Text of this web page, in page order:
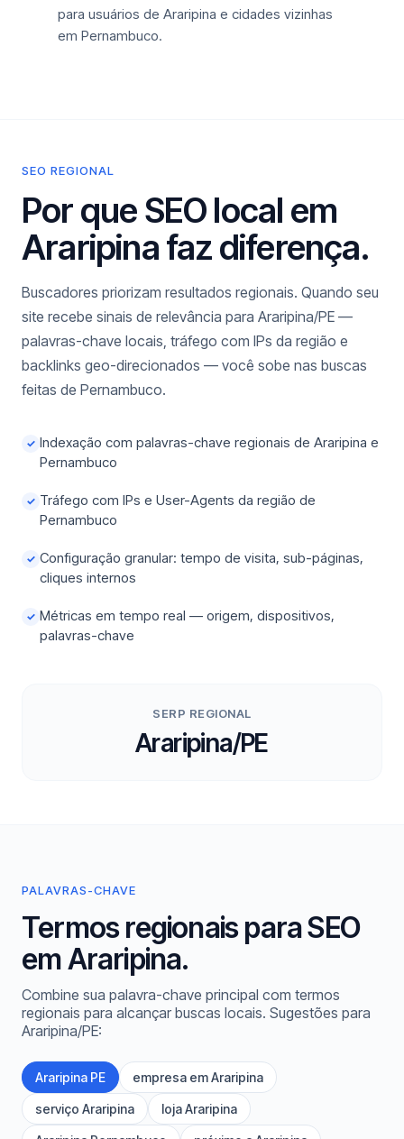
para usuários de Araripina e cidades vizinhas
em Pernambuco.
SEO REGIONAL
Por que SEO local em
Araripina faz diferença.
Buscadores priorizam resultados regionais. Quando seu
site recebe sinais de relevância para Araripina/PE —
palavras-chave locais, tráfego com IPs da região e
backlinks geo-direcionados — você sobe nas buscas
feitas de Pernambuco.
✓ Indexação com palavras-chave regionais de Araripina e
Pernambuco
✓ Tráfego com IPs e User-Agents da região de
Pernambuco
✓ Configuração granular: tempo de visita, sub-páginas,
cliques internos
✓ Métricas em tempo real — origem, dispositivos,
palavras-chave
SERP REGIONAL
Araripina/PE
PALAVRAS-CHAVE
Termos regionais para SEO
em Araripina.
Combine sua palavra-chave principal com termos
regionais para alcançar buscas locais. Sugestões para
Araripina/PE:
Araripina PE empresa em Araripina
serviço Araripina loja Araripina